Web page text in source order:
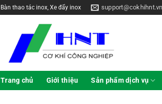
Bàn thao tác inox, Xe đẩy inox support@cokhihnt.vn
Trang chủ Giới thiệu Sản phẩm dịch vụ